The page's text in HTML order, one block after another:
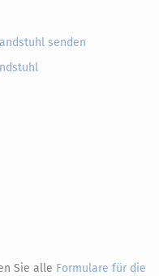
senden
Sie alle Formulare für die